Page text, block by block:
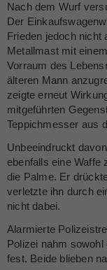
Nach dem Wurf
Der
Frieden jedoch nicht
Metallmast mit
Vorraum des
älteren Mann
zeigte erneut
mitgeführten
Teppichmesser aus
Unbeeindruckt
ebenfalls eine Waffe
die Palme. Er
verletzte ihn durch
nicht dabei.
Alarmierte
Polizei nahm
fest. Beide blieben